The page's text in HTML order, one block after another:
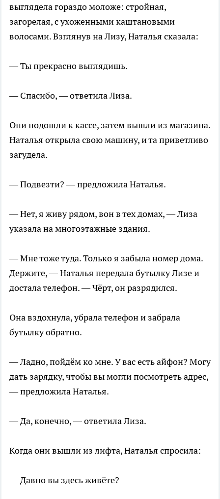
выглядела гораздо моложе: стройная,
загорелая, с ухоженными каштановыми
волосами. Взглянув на Лизу, Наталья сказала:
— Ты прекрасно выглядишь.
— Спасибо, — ответила Лиза.
Они подошли к кассе, затем вышли из магазина.
Наталья открыла свою машину, и та приветливо
загудела.
— Подвезти? — предложила Наталья.
— Нет, я живу рядом, вон в тех домах, — Лиза
указала на многоэтажные здания.
— Мне тоже туда. Только я забыла номер дома.
Держите, — Наталья передала бутылку Лизе и
достала телефон. — Чёрт, он разрядился.
Она вздохнула, убрала телефон и забрала
бутылку обратно.
— Ладно, пойдём ко мне. У вас есть айфон? Могу
дать зарядку, чтобы вы могли посмотреть адрес,
— предложила Наталья.
— Да, конечно, — ответила Лиза.
Когда они вышли из лифта, Наталья спросила:
— Давно вы здесь живёте?